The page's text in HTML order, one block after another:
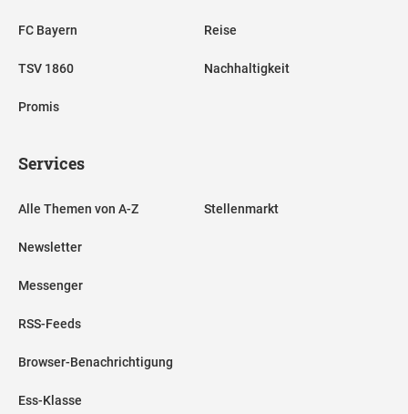
FC Bayern
TSV 1860
Promis
Reise
Nachhaltigkeit
Services
Alle Themen von A-Z
Newsletter
Messenger
RSS-Feeds
Browser-Benachrichtigung
Ess-Klasse
Stellenmarkt